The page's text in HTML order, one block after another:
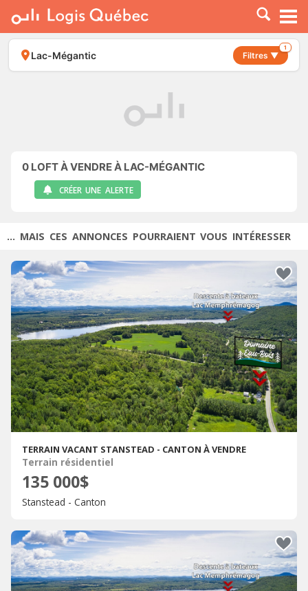
À LOUER
À VENDRE
PLACER UNE ANNONCE
Lac-Mégantic Filtres ▼
1
0 LOFT À VENDRE À LAC-MÉGANTIC
CRÉER UNE ALERTE
... MAIS CES ANNONCES POURRAIENT VOUS INTÉRESSER
TERRAIN VACANT STANSTEAD - CANTON À VENDRE
Terrain résidentiel
135 000$
Stanstead - Canton